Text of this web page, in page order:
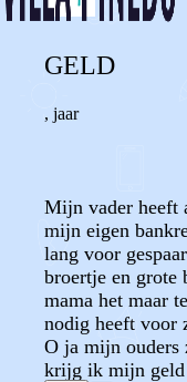
GELD
, jaar
Mijn vader heeft
mijn eigen
lang voor
broertje en grote
mama het maar
nodig heeft voor
O ja mijn ouders
krijg ik mijn geld